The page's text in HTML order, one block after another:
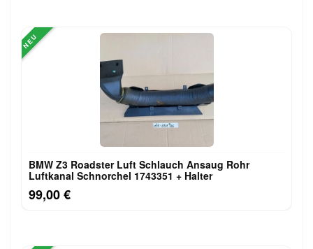
NEU
BMW Z3 Roadster Luft Schlauch Ansaug Rohr
Luftkanal Schnorchel 1743351 + Halter
99,00 €